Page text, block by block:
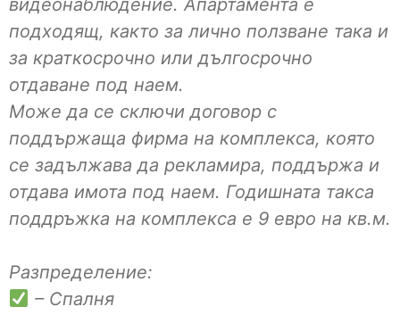
видеонаблюдение. Апартамента е
подходящ, както за лично ползване така и
за краткосрочно или дългосрочно
отдаване под наем.
Може да се сключи договор с
поддържаща фирма на комплекса, която
се задължава да рекламира, поддържа и
отдава имота под наем. Годишната такса
поддръжка на комплекса е 9 евро на кв.м.
Разпределение:
– Спалня